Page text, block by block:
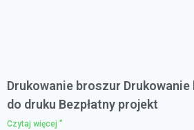
Drukowanie broszur
do druku Bezpłatny projekt
Czytaj więcej "